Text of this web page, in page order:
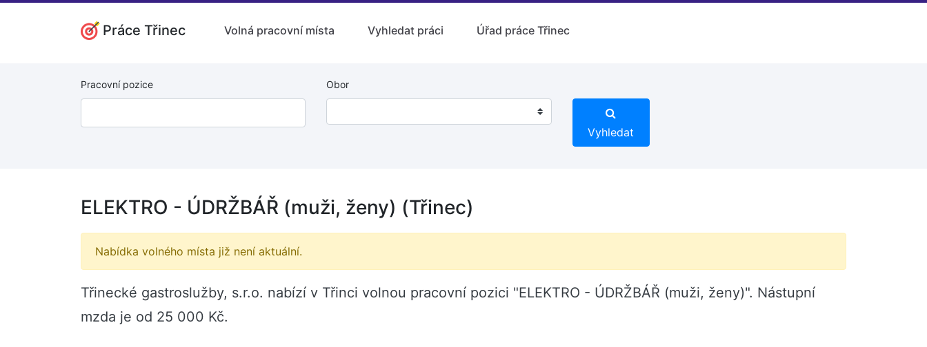
Práce Třinec Volná pracovní místa Vyhledat práci Úřad práce Třinec
Pracovní pozice Obor
Vyhledat
ELEKTRO - ÚDRŽBÁŘ (muži, ženy) (Třinec)
Nabídka volného místa již není aktuální.
Třinecké gastroslužby, s.r.o. nabízí v Třinci volnou pracovní pozici "ELEKTRO - ÚDRŽBÁŘ (muži, ženy)". Nástupní
mzda je od 25 000 Kč.